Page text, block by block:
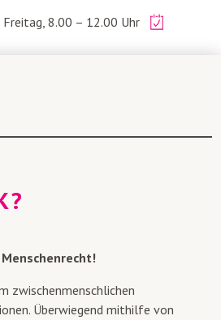
8.00 – 12.00 Uhr
8.00 - 12.00 Uhr
Start 06.09.2025
zwischenmenschlichen
Überwiegend mithilfe von